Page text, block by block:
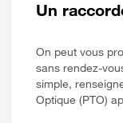
Un
On peut vous
sans rendez-
simple,
Optique (PTO)